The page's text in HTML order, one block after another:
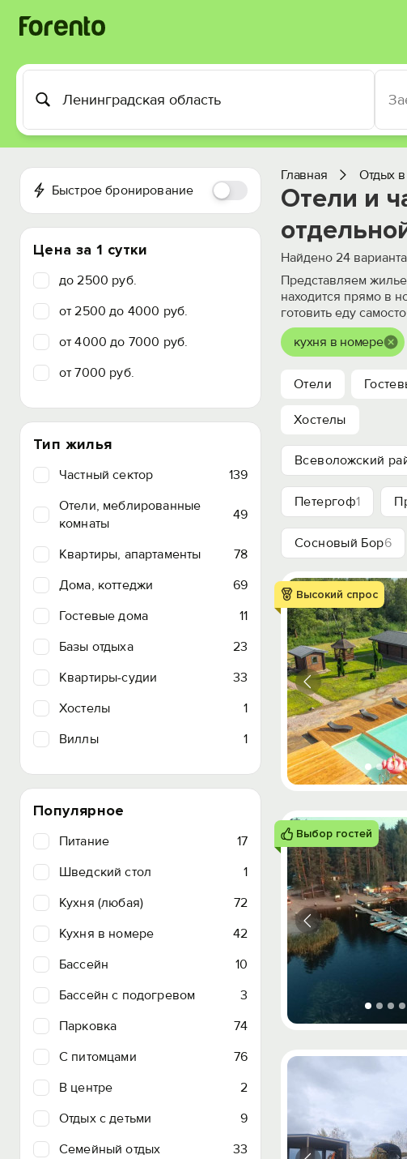
Быстрое бронирование
Цена за 1 сутки
до 2500 руб.
от 2500 до 4000 руб.
от 4000 до 7000 руб.
от 7000 руб.
Тип жилья
Частный сектор
139
Отели, меблированные
комнаты
49
Квартиры, апартаменты
78
Дома, коттеджи
69
Гостевые дома
11
Базы отдыха
23
Квартиры-судии
33
Хостелы
1
Виллы
1
Популярное
Питание
17
Шведский стол
1
Кухня (любая)
72
Кухня в номере
42
Бассейн
10
Бассейн с подогревом
3
Парковка
74
C питомцами
76
В центре
2
Отдых с детьми
9
Семейный отдых
33
Главная Отдых
Отели и
Найдено 24
Представляем
находится прямо в
готовить еду
кухня в номере
Отели
Хостелы
Всеволожский
Петергоф1
Сосновый Бор6
Высокий спрос
Выбор гостей